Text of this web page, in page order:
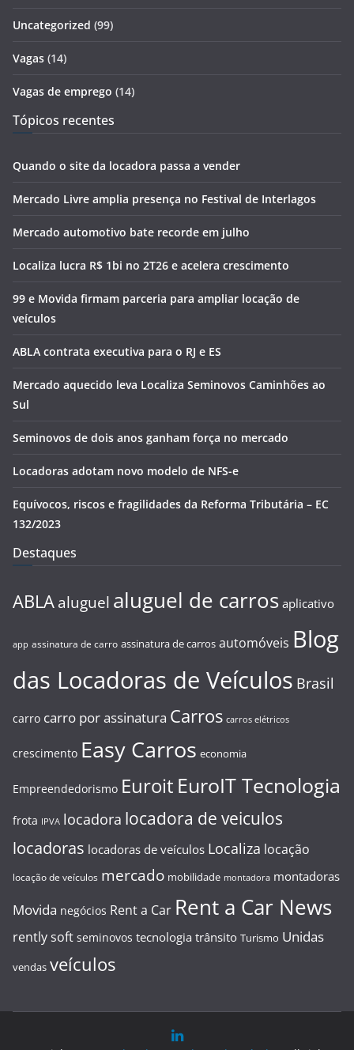
Uncategorized (99)
Vagas (14)
Vagas de emprego (14)
Tópicos recentes
Quando o site da locadora passa a vender
Mercado Livre amplia presença no Festival de Interlagos
Mercado automotivo bate recorde em julho
Localiza lucra R$ 1bi no 2T26 e acelera crescimento
99 e Movida firmam parceria para ampliar locação de
veículos
ABLA contrata executiva para o RJ e ES
Mercado aquecido leva Localiza Seminovos Caminhões ao
Sul
Seminovos de dois anos ganham força no mercado
Locadoras adotam novo modelo de NFS-e
Equívocos, riscos e fragilidades da Reforma Tributária – EC
132/2023
Destaques
ABLA aluguel aluguel de carros aplicativo
app assinatura de carro assinatura de carros automóveis Blog
das Locadoras de Veículos Brasil
carro carro por assinatura Carros carros elétricos
crescimento Easy Carros economia
Empreendedorismo Euroit EuroIT Tecnologia
frota IPVA locadora locadora de veiculos
locadoras locadoras de veículos Localiza locação
locação de veículos mercado mobilidade montadora montadoras
Movida negócios Rent a Car Rent a Car News
rently soft seminovos tecnologia trânsito Turismo Unidas
vendas veículos